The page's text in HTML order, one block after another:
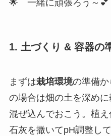
🌟 一緒に頑張ろう～💕
1. 土づくり & 容器の
まずは栽培環境の準備か
の場合は畑の土を深め
混ぜ込んでおこう。植
石灰を撒いてpH調整し